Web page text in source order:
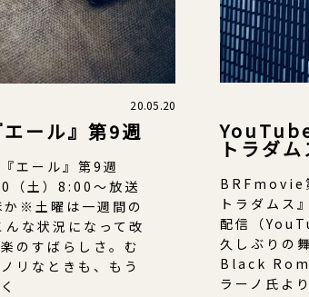
20.05.20
ール』第9週
エール』第9週
（土）8:00～放送
か※土曜は一週間の
な状況になって改
のすばらしさ。む
リなときも、もう
トラダム
BRFmovie
トラダムス
配信（
久しぶりの
Black
ラーノ氏よ